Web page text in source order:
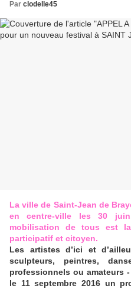
Par clodelle45
La ville de Saint-Jean de
en centre-ville les 30
mobilisation de tous est
participatif et citoyen.
Les artistes d’ici et
sculpteurs, peintres,
professionnels ou amateurs
le 11 septembre 2016 un